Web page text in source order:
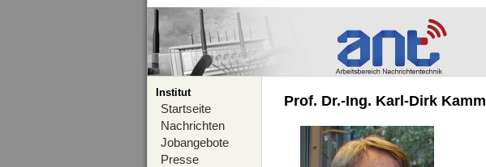
Institut
Startseite
Nachrichten
Jobangebote
Presse
Prof. Dr.-Ing. Karl-Dirk